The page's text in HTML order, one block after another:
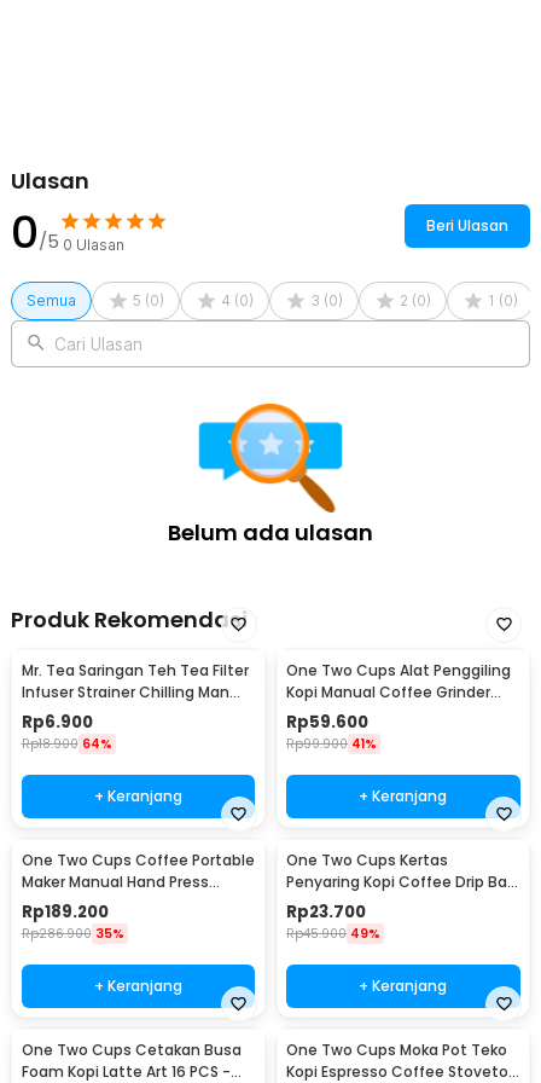
Ulasan
0/5 0 Ulasan
Beri Ulasan
Semua 5 (0) 4 (0) 3 (0) 2 (0) 1 (0)
Cari Ulasan
Belum ada ulasan
Produk Rekomendasi
Mr. Tea Saringan Teh Tea Filter
Infuser Strainer Chilling Man
Silicon - MR03
Rp6.900
Rp18.900 64%
+ Keranjang
One Two Cups Alat Penggiling
Kopi Manual Coffee Grinder
Portable - WFCG9800
Rp59.600
Rp99.900 41%
+ Keranjang
One Two Cups Coffee Portable
Maker Manual Hand Press
Espresso 300ml - T35066
Rp189.200
Rp286.900 35%
+ Keranjang
One Two Cups Kertas
Penyaring Kopi Coffee Drip Bag
Paper Filter 50PCS - T111
Rp23.700
Rp45.900 49%
+ Keranjang
One Two Cups Cetakan Busa
Foam Kopi Latte Art 16 PCS -
One Two Cups Moka Pot Teko
Kopi Espresso Coffee Stovetop